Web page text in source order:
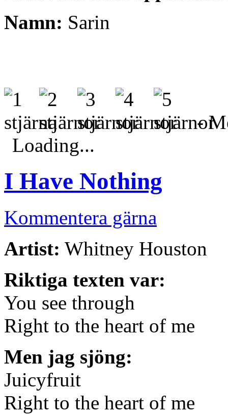
Namn: Sarin
-
Loading...
I Have Nothing
Kommentera gärna
Artist: Whitney Houston
Riktiga texten var:
You see through
Right to the heart of me
Men jag sjöng:
Juicyfruit
Right to the heart of me